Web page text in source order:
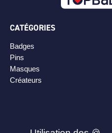
CATÉGORIES
Badges
Pins
Masques
Créateurs
PLAN DE SITE